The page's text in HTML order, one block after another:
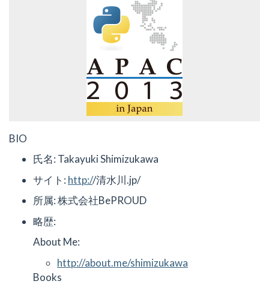
BIO
氏名: Takayuki Shimizukawa
サイト: http://清水川.jp/
所属: 株式会社BePROUD
略歴:
About Me:
http://about.me/shimizukawa
Books